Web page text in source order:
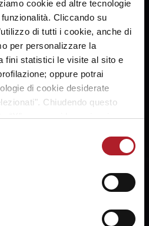
cookie ed altre tecnologie
Cliccando su
di tutti i cookie, anche di
per personalizzare la
fini statistici le visite al sito e
oppure potrai
di cookie desiderate
Chiudendo questo
“X”, prosegui la navigazione e
le tue preferenze in
link “Impostazione dei cookie”
informazioni ti invitiamo a